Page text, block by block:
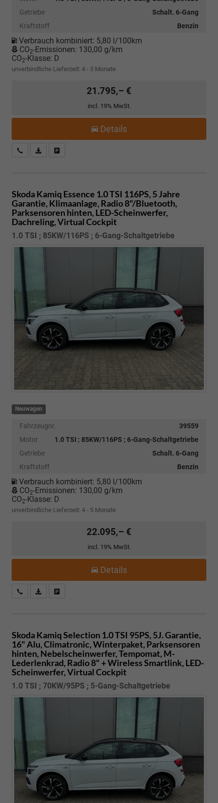
Getriebe
Schalt. 6-Gang
Kraftstoff
Benzin
Verbrauch kombiniert: 5,80 l/100km
CO2-Emissionen: 130,00 g/km
CO2-Klasse: D
unverbindliche Lieferzeit: 4 - 5 Monate
21.795,– €
incl. 19% MwSt.
Details
Kostenloser Rückruf-Service
PDF-Datei, Fahrzeugexposé drucken
Skoda Kamiq Essence 1.0 TSI 116PS, 5 Jahre
Garantie, Klimaanlage, Radio 8"/Bluetooth,
Parksensoren hinten, LED-Scheinwerfer,
Dachreling, Virtual Cockpit
1.0 TSI ; 85KW/116PS ; 6-Gang-Schaltgetriebe
Neuwagen
Fahrzeugnr.
39559
Motor
1.0 TSI ; 85KW/116PS ; 6-Gang-Schaltgetriebe
Getriebe
Schalt. 6-Gang
Kraftstoff
Benzin
Verbrauch kombiniert: 5,80 l/100km
CO2-Emissionen: 130,00 g/km
CO2-Klasse: D
unverbindliche Lieferzeit: 4 - 5 Monate
22.095,– €
incl. 19% MwSt.
Details
Kostenloser Rückruf-Service
PDF-Datei, Fahrzeugexposé drucken
Skoda KamiqSelection 1.0 TSI 95PS, 5J. Garantie,
16" Alu, Climatronic, Winterpaket, Parksensoren
hinten, Nebelscheinwerfer, Tempomat, M-
Lederlenkrad, Radio 8" + Wireless Smartlink, LED-
Scheinwerfer, Virtual Cockpit
1.0 TSI ; 70KW/95PS ; 5-Gang-Schaltgetriebe